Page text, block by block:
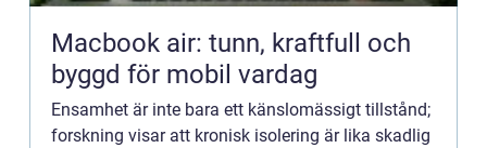
Macbook air: tunn, kraftfull och
byggd för mobil vardag
Ensamhet är inte bara ett känslomässigt tillstånd;
forskning visar att kronisk isolering är lika skadlig